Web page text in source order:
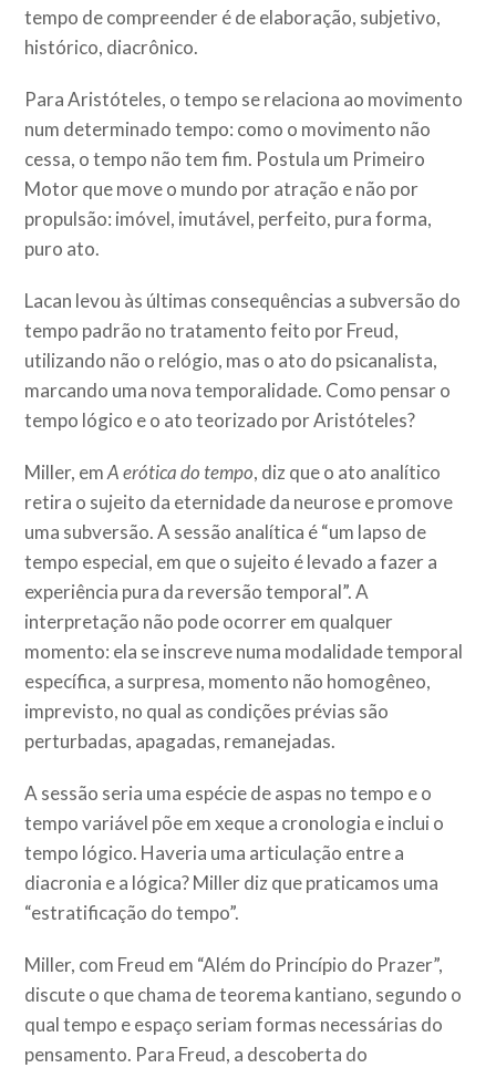
tempo de compreender é de elaboração, subjetivo,
histórico, diacrônico.
Para Aristóteles, o tempo se relaciona ao movimento
num determinado tempo: como o movimento não
cessa, o tempo não tem fim. Postula um Primeiro
Motor que move o mundo por atração e não por
propulsão: imóvel, imutável, perfeito, pura forma,
puro ato.
Lacan levou às últimas consequências a subversão do
tempo padrão no tratamento feito por Freud,
utilizando não o relógio, mas o ato do psicanalista,
marcando uma nova temporalidade. Como pensar o
tempo lógico e o ato teorizado por Aristóteles?
Miller, emA erótica do tempo, diz que o ato analítico
retira o sujeito da eternidade da neurose e promove
uma subversão. A sessão analítica é “um lapso de
tempo especial, em que o sujeito é levado a fazer a
experiência pura da reversão temporal”. A
interpretação não pode ocorrer em qualquer
momento: ela se inscreve numa modalidade temporal
específica, a surpresa, momento não homogêneo,
imprevisto, no qual as condições prévias são
perturbadas, apagadas, remanejadas.
A sessão seria uma espécie de aspas no tempo e o
tempo variável põe em xeque a cronologia e inclui o
tempo lógico. Haveria uma articulação entre a
diacronia e a lógica? Miller diz que praticamos uma
“estratificação do tempo”.
Miller, com Freud em “Além do Princípio do Prazer”,
discute o que chama de teorema kantiano, segundo o
qual tempo e espaço seriam formas necessárias do
pensamento. Para Freud, a descoberta do